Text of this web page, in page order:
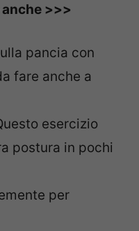
>>>
pancia con
fare anche a
esercizio
postura in pochi
per